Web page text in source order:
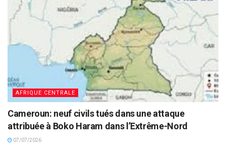
AFRIQUE CENTRALE
Cameroun: neuf civils tués dans une attaque
attribuée à Boko Haram dans l’Extrême-Nord
07/07/2026